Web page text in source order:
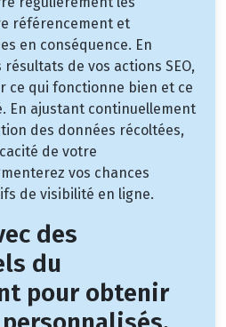
référencement et
en conséquence. En
de vos actions SEO,
ce qui fonctionne bien et ce
En ajustant continuellement
des données récoltées,
de votre
vos chances
de visibilité en ligne.
des
du
pour obtenir